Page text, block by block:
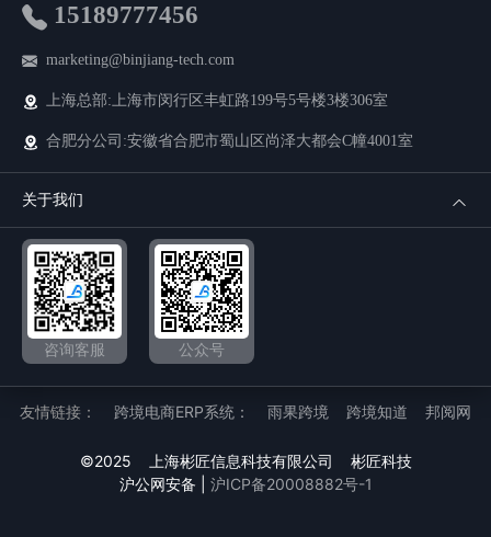
全域订单统一处理
统一仓储库存中心
精细化财务管理
统一大数据分析平台
15189777456
marketing@binjiang-tech.com
上海总部:上海市闵行区丰虹路199号5号楼3楼306室
合肥分公司:安徽省合肥市蜀山区尚泽大都会C幢4001室
关于我们
咨询客服 公众号
友情链接： 跨境电商ERP系统： 雨果跨境 跨境知道 邦阅网
©2025 上海彬匠信息科技有限公司
彬匠科技
沪公网安备 | 沪ICP备20008882号-1